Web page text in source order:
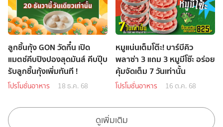
ลูกชิ้นกุ้ง GON วัดกึ๋น เปิด
แมตช์คีบปิงปองสุดมันส์ คีบปุ๊บ
รับลูกชิ้นกุ้งเพิ่มทันที !
โปรโมชั่นอาหาร 18 ธ.ค. 68
หมูแน่นเต็มโต๊ะ! บาร์บีคิว
พลาซ่า 3 แถม 3 หมูมีโซ๊ะ อร่อย
คุ้มจัดเต็ม 7 วันเท่านั้น
โปรโมชั่นอาหาร 16 ต.ค. 68
ดูเพิ่มเติม